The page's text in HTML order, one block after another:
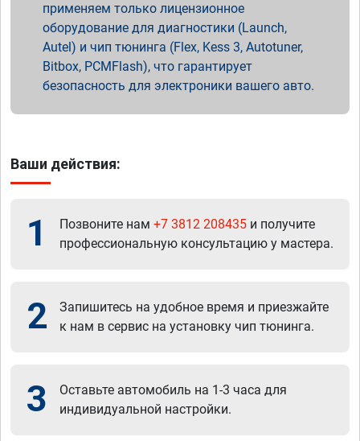
применяем только лицензионное
оборудование для диагностики (Launch,
Autel) и чип тюнинга (Flex, Kess 3, Autotuner,
Bitbox, PCMFlash), что гарантирует
безопасность для электроники вашего авто.
Ваши действия:
1 Позвоните нам +7 3812 208435 и получите
профессиональную консультацию у мастера.
2
Запишитесь на удобное время и приезжайте
к нам в сервис на установку чип тюнинга.
3
Оставьте автомобиль на 1-3 часа для
индивидуальной настройки.